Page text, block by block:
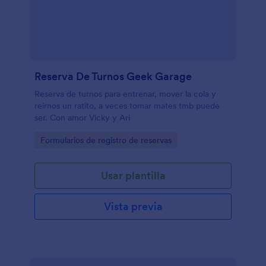
Reserva De Turnos Geek Garage
Reserva de turnos para entrenar, mover la cola y
reirnos un ratito, a veces tomar mates tmb puede
ser. Con amor Vicky y Ari
Go to Category:
Formularios de registro de reservas
Usar plantilla
Vista previa